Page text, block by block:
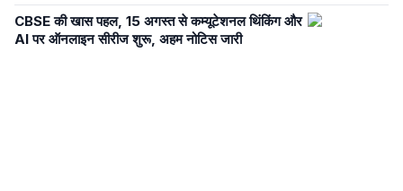
CBSE की खास पहल, 15 अगस्त से कम्यूटेशनल थिंकिंग और
AI पर ऑनलाइन सीरीज शुरू, अहम नोटिस जारी